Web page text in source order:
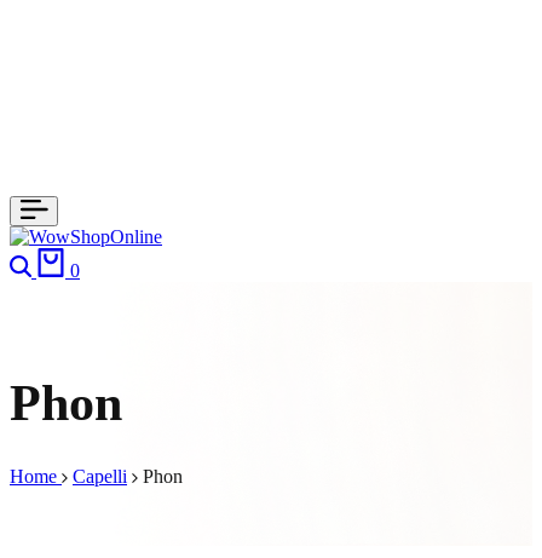
Cerca
0
Phon
Home Capelli Phon